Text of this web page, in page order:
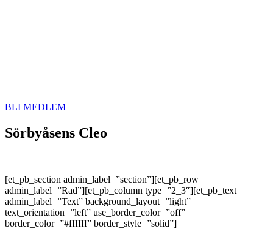
BLI MEDLEM
Sörbyåsens Cleo
[et_pb_section admin_label=”section”][et_pb_row
admin_label=”Rad”][et_pb_column type=”2_3″][et_pb_text
admin_label=”Text” background_layout=”light”
text_orientation=”left” use_border_color=”off”
border_color=”#ffffff” border_style=”solid”]